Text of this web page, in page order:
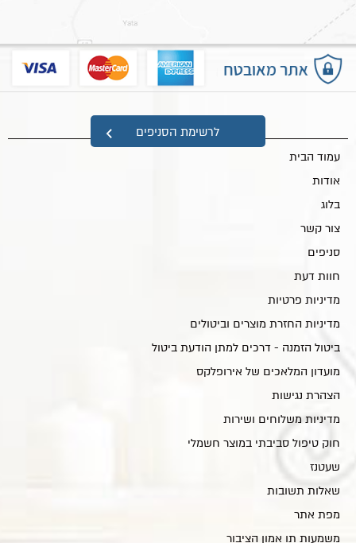
לרשימת הסניפים
מפת אתר
עמוד הבית
אודות
בלוג
צור קשר
סניפים
חוות דעת
מדיניות פרטיות
מדיניות החזרת מוצרים וביטולים
ביטול הזמנה - דרכים למתן הודעת ביטול
מועדון המלאכים של אירופלקס
הצהרת נגישות
מדיניות משלוחים ושירות
חוק טיפול סביבתי במוצר חשמלי
שעטנז
שאלות תשובות
מפת אתר
משמעות תו אמון הציבור